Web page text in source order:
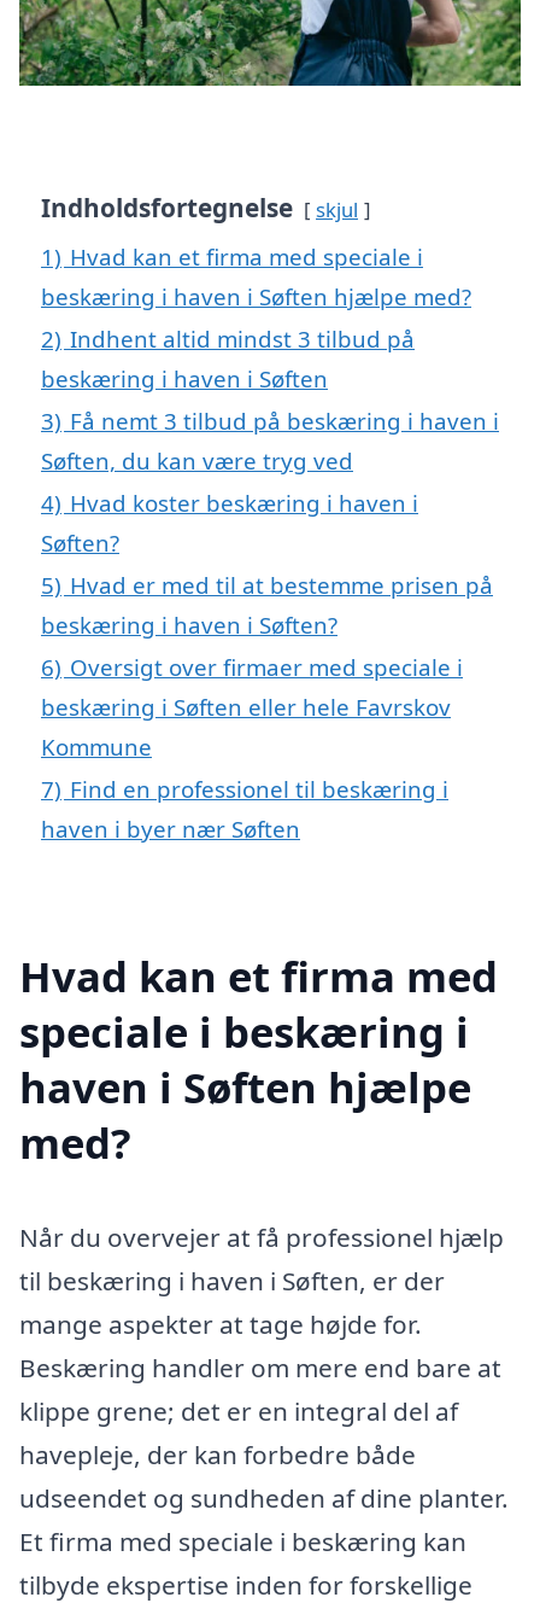
Indholdsfortegnelse skjul
1) Hvad kan et firma med speciale i
beskæring i haven i Søften hjælpe med?
2) Indhent altid mindst 3 tilbud på
beskæring i haven i Søften
3) Få nemt 3 tilbud på beskæring i haven i
Søften, du kan være tryg ved
4) Hvad koster beskæring i haven i
Søften?
5) Hvad er med til at bestemme prisen på
beskæring i haven i Søften?
6) Oversigt over firmaer med speciale i
beskæring i Søften eller hele Favrskov
Kommune
7) Find en professionel til beskæring i
haven i byer nær Søften
Hvad kan et firma med
speciale i beskæring i
haven i Søften hjælpe
med?
Når du overvejer at få professionel hjælp
til beskæring i haven i Søften, er der
mange aspekter at tage højde for.
Beskæring handler om mere end bare at
klippe grene; det er en integral del af
havepleje, der kan forbedre både
udseendet og sundheden af dine planter.
Et firma med speciale i beskæring kan
tilbyde ekspertise inden for forskellige